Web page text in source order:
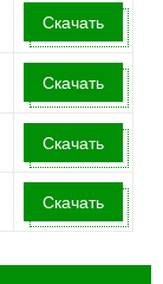
Скачать
Скачать
Скачать
Скачать